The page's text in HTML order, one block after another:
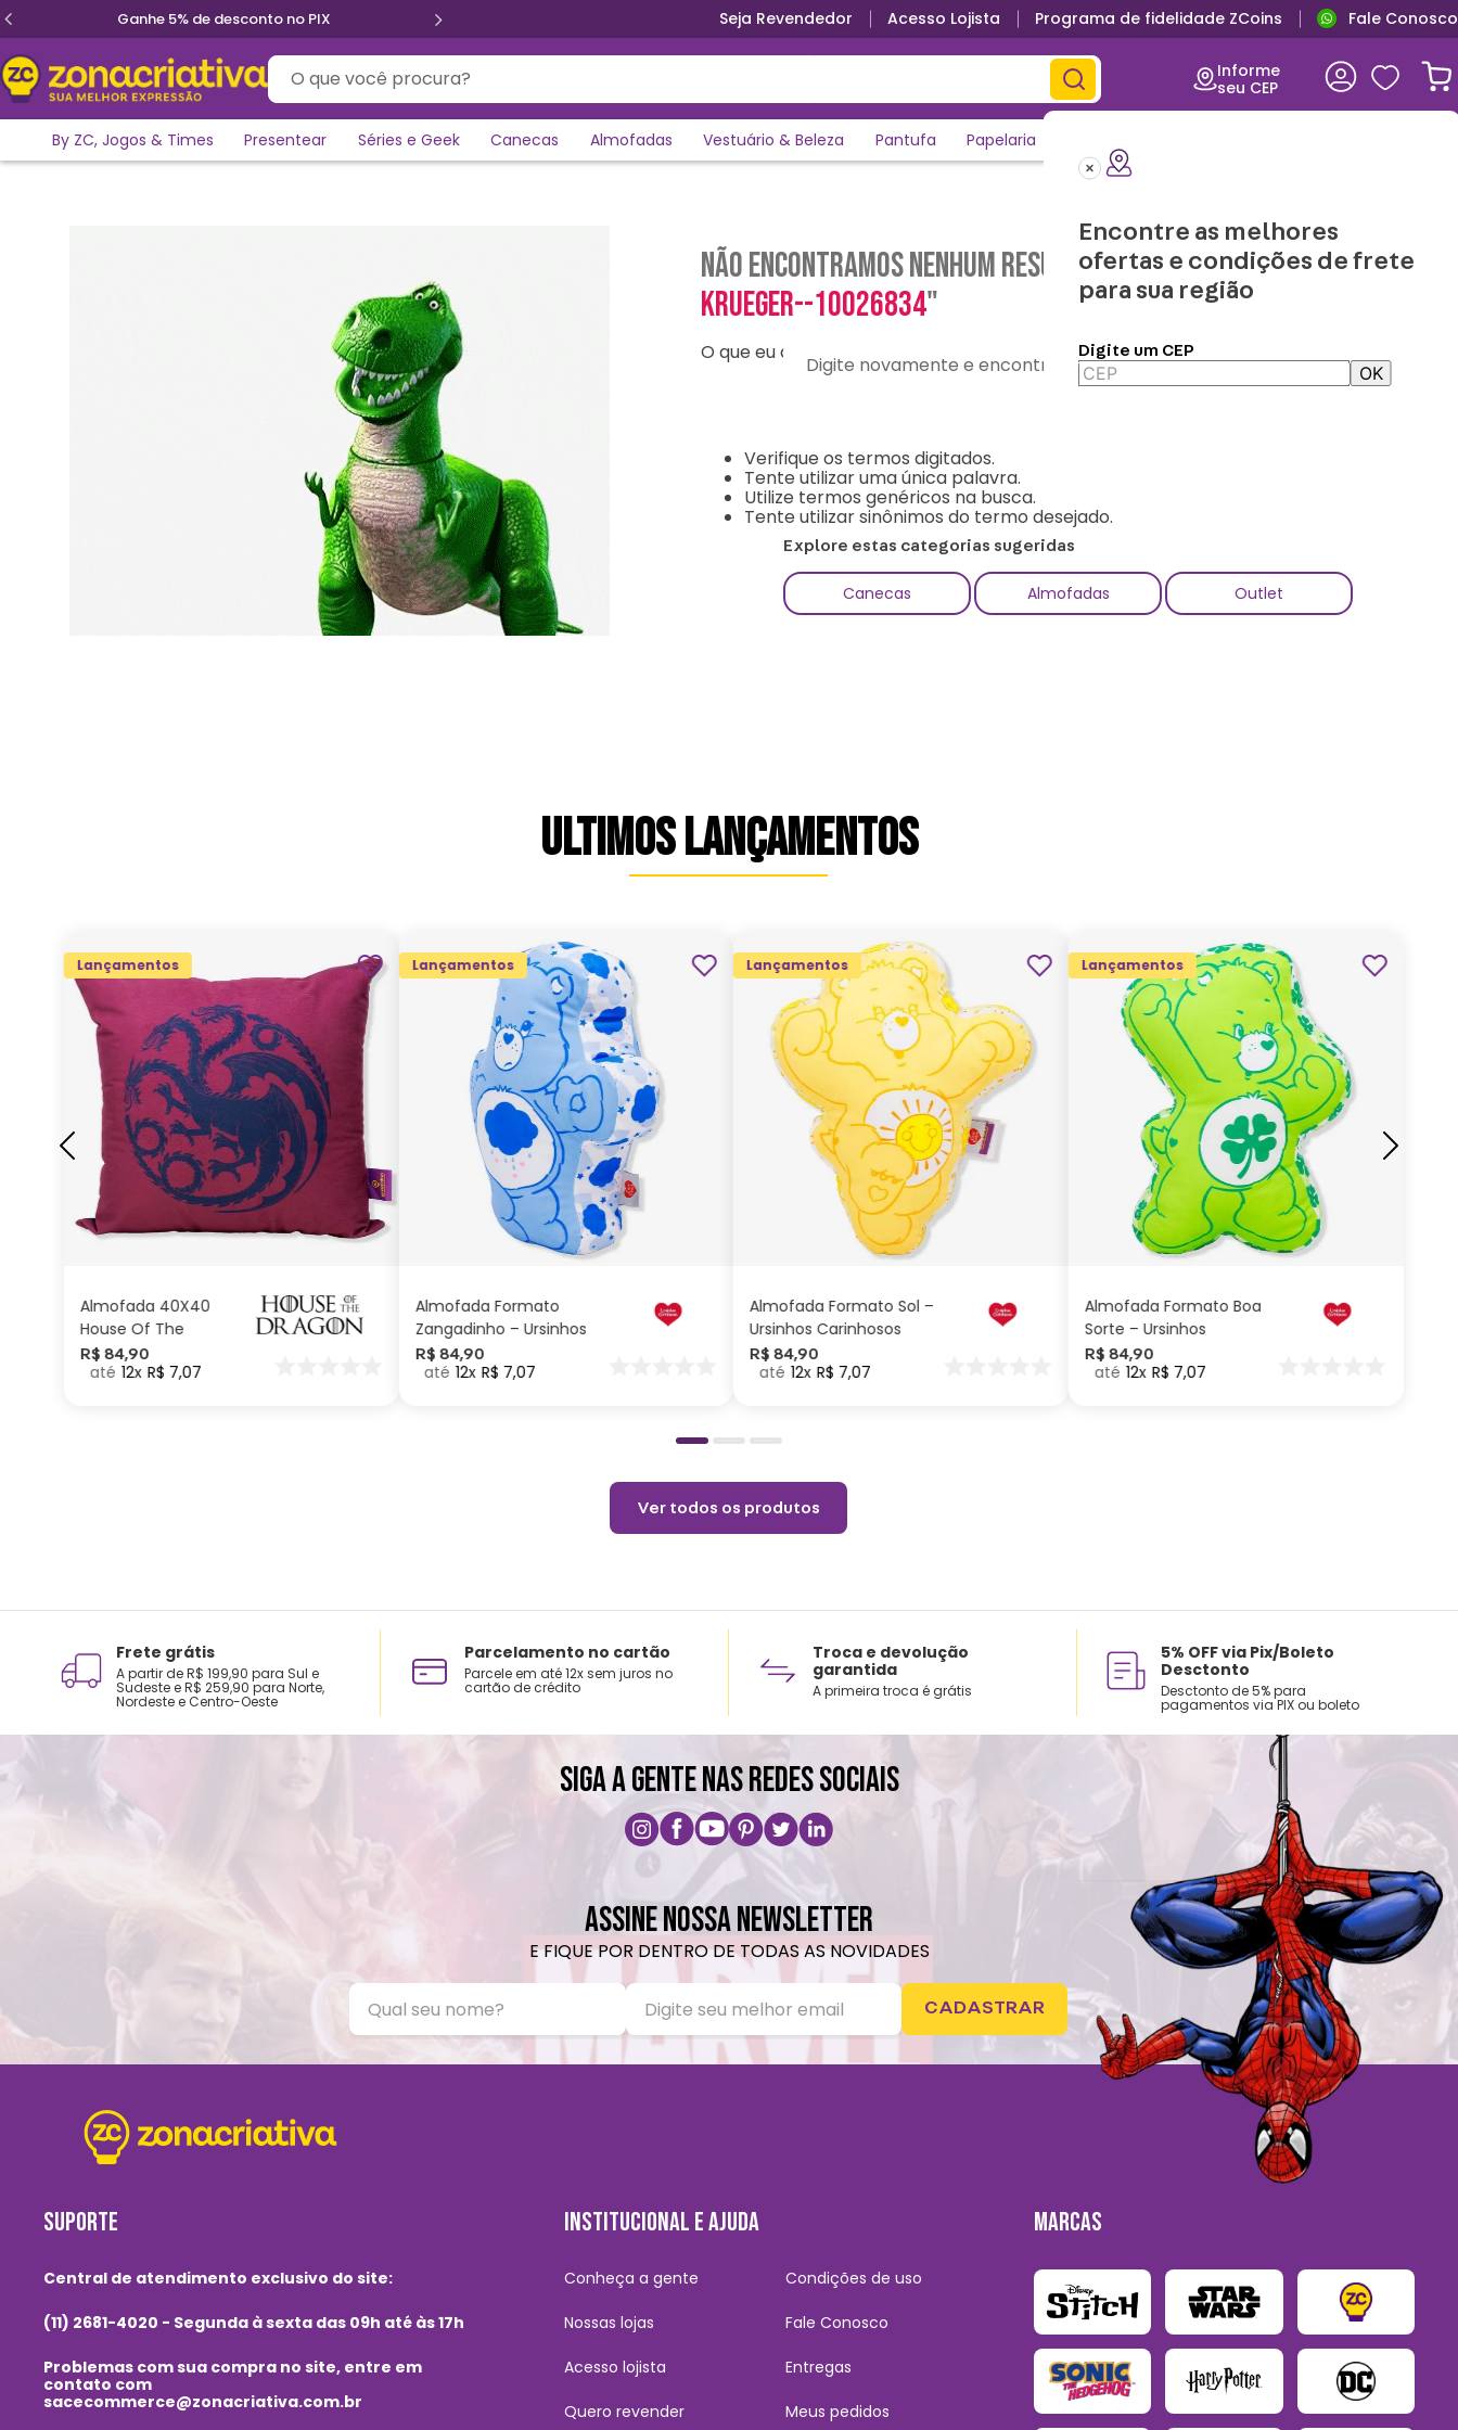
Ganhe 5% de desconto no PIX Seja Revendedor Acesso Lojista Programa de fidelidade ZCoins Fale Conosco
O que você procura?
Informe
seu CEP
Encontre as melhores
ofertas e condições de frete
para sua região
Digite um CEP
OK
By ZC, Jogos & Times Presentear Séries e Geek Canecas Almofadas Vestuário & Beleza Pantufa Papelaria
Não encontramos nenhum resultado para "caneca-pop-freddy-
krueger--10026834"
O que eu devo fazer?
Verifique os termos digitados.
Tente utilizar uma única palavra.
Utilize termos genéricos na busca.
Tente utilizar sinônimos do termo desejado.
Digite novamente e encontre o que precisa
Explore estas categorias sugeridas
Canecas Almofadas Outlet
ULTIMOS LANÇAMENTOS
Lançamentos
Almofada 40X40
House Of The
Dragon
R$ 84,90
12 R$ 7,07
ADICIONAR AO
Lançamentos
Almofada Formato
Zangadinho – Ursinhos
Carinhosos
R$ 84,90
12 R$ 7,07
ADICIONAR AO
CARRINHO
Lançamentos
Almofada Formato Sol –
Ursinhos Carinhosos
R$ 84,90
12 R$ 7,07
ADICIONAR AO
CARRINHO
Lançamentos
Almofada Formato Boa
Sorte – Ursinhos
Carinhosos
R$ 84,90
12 R$ 7,07
ADICIONAR AO
CARRINHO
Ver todos os produtos
Frete grátis
A partir de R$ 199,90 para Sul e
Sudeste e R$ 259,90 para Norte,
Nordeste e Centro-Oeste
Parcelamento no cartão
Parcele em até 12x sem juros no
cartão de crédito
Troca e devolução
garantida
A primeira troca é grátis
5% OFF via Pix/Boleto
Desctonto
Desctonto de 5% para
pagamentos via PIX ou boleto
SIGA A GENTE NAS REDES SOCIAIS
ASSINE NOSSA NEWSLETTER
E FIQUE POR DENTRO DE TODAS AS NOVIDADES
CADASTRAR
SUPORTE
Central de atendimento exclusivo do site:
(11) 2681-4020 - Segunda à sexta das 09h até às 17h
Problemas com sua compra no site, entre em
contato com
sacecommerce@zonacriativa.com.br
INSTITUCIONAL E AJUDA
Conheça a gente
Nossas lojas
Acesso lojista
Quero revender
Condições de uso
Fale Conosco
Entregas
Meus pedidos
MARCAS